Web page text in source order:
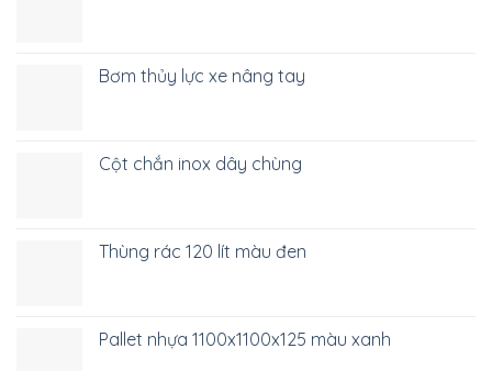
Bơm thủy lực xe nâng tay
Cột chắn inox dây chùng
Thùng rác 120 lít màu đen
Pallet nhựa 1100x1100x125 màu xanh